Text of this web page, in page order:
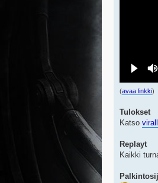
(avaa linkki)
Tulokset
Katso
Replayt
Kaikki